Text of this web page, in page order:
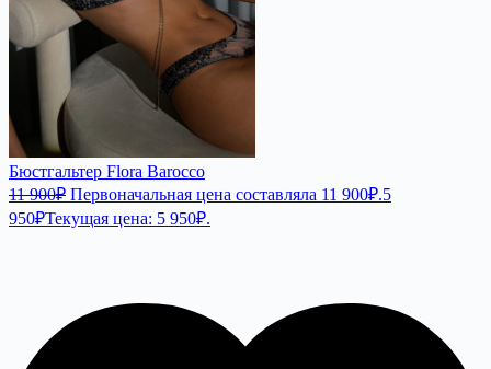
Бюстгальтер Flora Barocco
11 900₽ Первоначальная цена составляла 11 900₽.5
950₽Текущая цена: 5 950₽.